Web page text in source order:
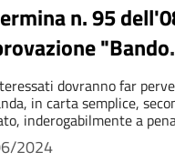
n. 95
"Bando
di
di nuove
dovranno far
carta semplice, secondo il Modello A
inderogabilmente a
ore 12:00 del giorno 14
2024